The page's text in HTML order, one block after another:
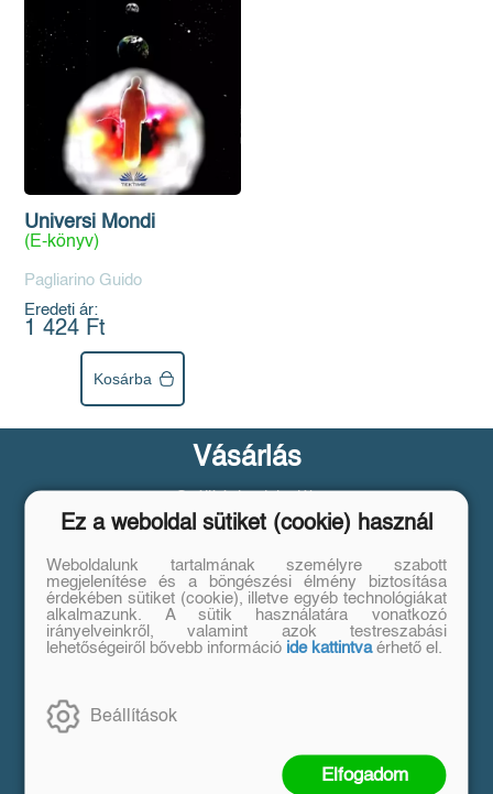
Universi Mondi
(E-könyv)
Pagliarino Guido
Eredeti ár:
1 424 Ft
Kosárba
Vásárlás
Fizetési tudnivalók
Üzletszabályzat
Adatvédelem
Süti beállítások
Kapcsolat
Ez a weboldal sütiket (cookie) használ
Weboldalunk tartalmának személyre szabott
megjelenítése és a böngészési élmény biztosítása
érdekében sütiket (cookie), illetve egyéb technológiákat
alkalmazunk. A sütik használatára vonatkozó
irányelveinkről, valamint azok testreszabási
lehetőségeiről bővebb információ ide kattintvaérhető el.
Beállítások
Elfogadom